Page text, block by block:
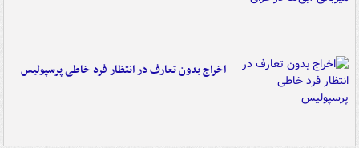
اخراج بدون تعارف در انتظار فرد خاطی پرسپولیس